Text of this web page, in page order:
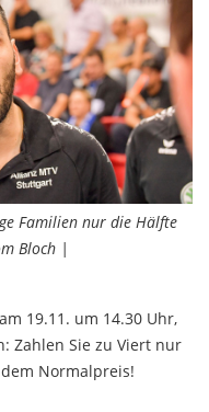
Familien nur die Hälfte
Bloch |
19.11. um 14.30 Uhr,
Zahlen Sie zu Viert nur
Normalpreis!